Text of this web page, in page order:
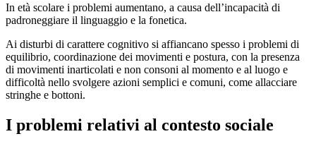
In età scolare i problemi aumentano, a causa dell’incapacità di
padroneggiare il linguaggio e la fonetica.
Ai disturbi di carattere cognitivo si affiancano spesso i problemi di
equilibrio, coordinazione dei movimenti e postura, con la presenza
di movimenti inarticolati e non consoni al momento e al luogo e
difficoltà nello svolgere azioni semplici e comuni, come allacciare
stringhe e bottoni.
I problemi relativi al contesto sociale